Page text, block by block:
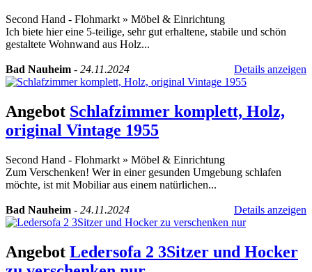
Second Hand - Flohmarkt » Möbel & Einrichtung
Ich biete hier eine 5-teilige, sehr gut erhaltene, stabile und schön
gestaltete Wohnwand aus Holz...
Bad Nauheim - 24.11.2024 Details anzeigen
Angebot Schlafzimmer komplett, Holz,
original Vintage 1955
Second Hand - Flohmarkt » Möbel & Einrichtung
Zum Verschenken! Wer in einer gesunden Umgebung schlafen
möchte, ist mit Mobiliar aus einem natürlichen...
Bad Nauheim - 24.11.2024 Details anzeigen
Angebot Ledersofa 2 3Sitzer und Hocker